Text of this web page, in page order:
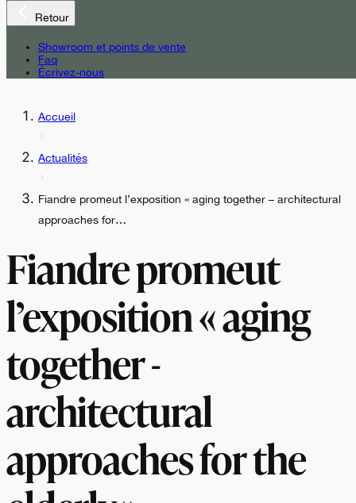
Retour
Showroom et points de vente
Faq
Écrivez-nous
Accueil
Actualités
Fiandre promeut l’exposition « aging together – architectural
approaches for…
Fiandre promeut
l’exposition « aging
together -
architectural
approaches for the